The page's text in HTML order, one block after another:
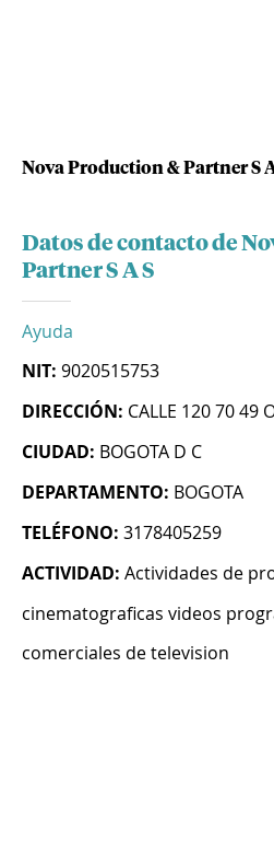
Nova Production & Partner S
Datos de contacto de
Partner S A S
Ayuda
NIT: 9020515753
DIRECCIÓN: CALLE 120 70 49
CIUDAD: BOGOTA D C
DEPARTAMENTO: BOGOTA
TELÉFONO: 3178405259
ACTIVIDAD: Actividades de
cinematograficas videos
comerciales de television